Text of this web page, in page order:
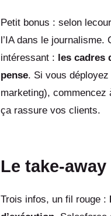
Petit bonus : selon
l’IA dans le journalisme.
intéressant : les cadres
pense. Si vous
marketing),
ça rassure vos clients.
Le take-
Trois infos, un fil rouge :